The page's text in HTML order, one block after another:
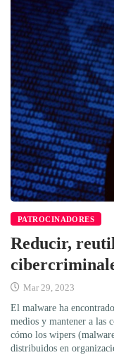
PATROCINADORES
Reducir,
Mar 29, 2023
El malware ha
medios y mantener a las
cómo los wipers
distribuidos en